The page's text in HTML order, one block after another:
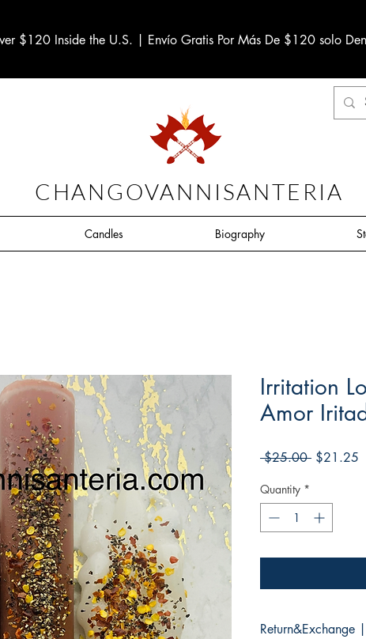
$120 Inside the U.S. | Envío Gratis Por Más De $120 solo
CHANGOVANNISANTERIA
Candles Biography
Irritation
Amor
$25.00 Regular
$21.25
Quantity *
Return&Exchange